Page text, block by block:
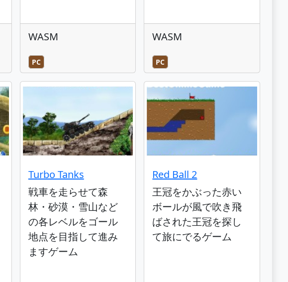
WASM
PC
WASM
PC
Turbo Tanks
戦車を走らせて森
林・砂漠・雪山など
の各レベルをゴール
地点を目指して進み
ますゲーム
Red Ball 2
王冠をかぶった赤い
ボールが風で吹き飛
ばされた王冠を探し
て旅にでるゲーム